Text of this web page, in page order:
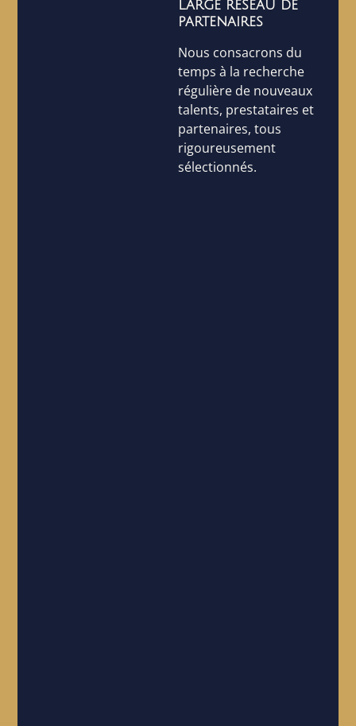
Large réseau de
partenaires
Nous consacrons du
temps à la recherche
régulière de nouveaux
talents, prestataires et
partenaires, tous
rigoureusement
sélectionnés.